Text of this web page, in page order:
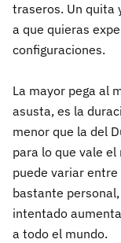
traseros. Un quita
a que quieras
configuraciones.
La mayor pega al
asusta, es la
menor que la del
para lo que vale
puede variar
bastante
intentado
a todo el mundo.